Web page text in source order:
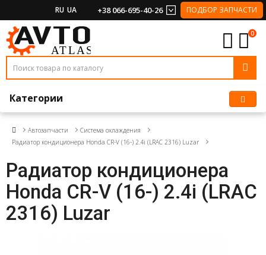
RU UA +38 066-695-40-26 ПОДБОР ЗАПЧАСТИ
0
Категории
Автозапчасти
Система охлаждения
Радиатор кондиционера Honda CR-V (16-) 2.4i (LRAC 2316) Luzar
Радиатор кондиционера
Honda CR-V (16-) 2.4i (LRAC
2316) Luzar